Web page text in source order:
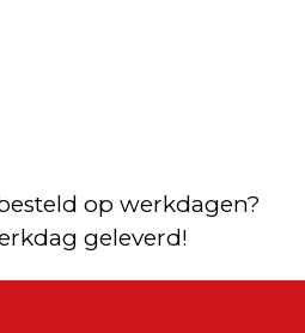
op werkdagen?
geleverd!